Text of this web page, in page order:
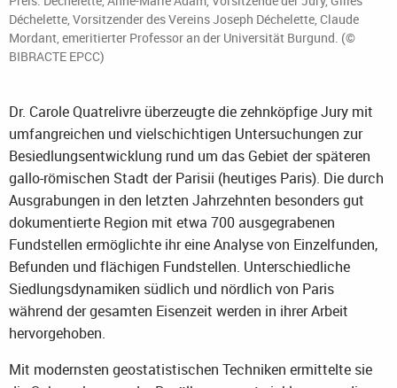
Déchelette, Vorsitzender des Vereins Joseph Déchelette, Claude
Mordant, emeritierter Professor an der Universität Burgund. (©
BIBRACTE EPCC)
Dr. Carole Quatrelivre überzeugte die zehnköpfige Jury mit
umfangreichen und vielschichtigen Untersuchungen zur
Besiedlungsentwicklung rund um das Gebiet der späteren
gallo-römischen Stadt der Parisii (heutiges Paris). Die durch
Ausgrabungen in den letzten Jahrzehnten besonders gut
dokumentierte Region mit etwa 700 ausgegrabenen
Fundstellen ermöglichte ihr eine Analyse von Einzelfunden,
Befunden und flächigen Fundstellen. Unterschiedliche
Siedlungsdynamiken südlich und nördlich von Paris
während der gesamten Eisenzeit werden in ihrer Arbeit
hervorgehoben.
Mit modernsten geostatistischen Techniken ermittelte sie